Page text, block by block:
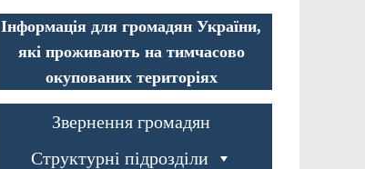
Інформація для громадян України,
які проживають на тимчасово
окупованих територіях
Звернення громадян
Структурні підрозділи